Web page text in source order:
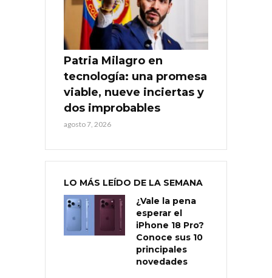
Patria Milagro en
tecnología: una promesa
viable, nueve inciertas y
dos improbables
agosto 7, 2026
LO MÁS LEÍDO DE LA SEMANA
¿Vale la pena
esperar el
iPhone 18 Pro?
Conoce sus 10
principales
novedades